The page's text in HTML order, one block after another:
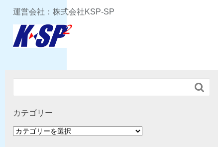
運営会社：株式会社KSP-SP

カテゴリー
カ